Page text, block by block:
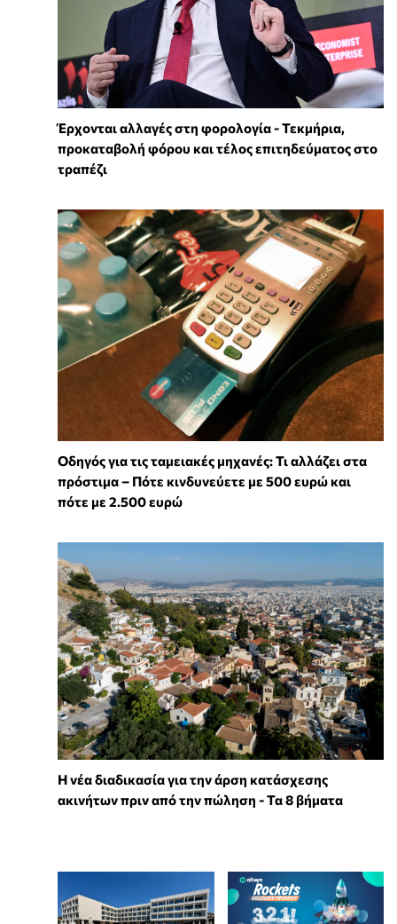
Έρχονται αλλαγές στη φορολογία - Τεκμήρια,
προκαταβολή φόρου και τέλος επιτηδεύματος στο
τραπέζι
Οδηγός για τις ταμειακές μηχανές: Τι αλλάζει στα
πρόστιμα – Πότε κινδυνεύετε με 500 ευρώ και
πότε με 2.500 ευρώ
Η νέα διαδικασία για την άρση κατάσχεσης
ακινήτων πριν από την πώληση - Τα 8 βήματα